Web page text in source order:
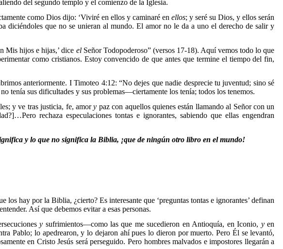
del segundo templo y el comienzo de la Iglesia.
como Dios dijo: ‘Viviré en ellos y caminaré en ellos; y seré su Dios, y ellos serán
diciéndoles que no se unieran al mundo. El amor no le da a uno el derecho de salir y
Mis hijos e hijas,’ dice elSeñor Todopoderoso” (versos 17-18). Aquí vemos todo lo que
como cristianos. Estoy convencido de que antes que termine el tiempo del fin,
anteriormente. I Timoteo 4:12: “No dejes que nadie desprecie tu juventud; sino sé
tenía sus dificultades y sus problemas—ciertamente los tenía; todos los tenemos.
y ve tras justicia, fe, amory paz con aquellos quienes están llamando al Señor con un
rechaza especulaciones tontas e ignorantes, sabiendo que ellas engendran
y lo que no significa la Biblia, ¡que de ningún otro libro en el mundo!
hay por la Biblia, ¿cierto? Es interesante que ‘preguntas tontas e ignorantes’ definan
Así que debemos evitar a esas personas.
y sufrimientos—como las que me sucedieron en Antioquía, en Iconio, yen
Pablo; lo apedrearon, y lo dejaron ahí pues lo dieron por muerto. Pero Él se levantó,
en Cristo Jesús será perseguido. Pero hombres malvados e impostores llegarán a